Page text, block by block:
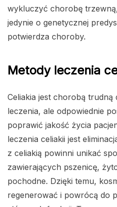
wykluczyć chorobę
jedynie o genetycznej
potwierdza choroby.
Metody leczenia
Celiakia jest chorobą trudną
leczenia, ale odpowiednie
poprawić jakość życia
leczenia celiakii jest
z celiakią powinni unikać
zawierających pszenicę,
pochodne. Dzięki temu,
regenerować i powrócą do